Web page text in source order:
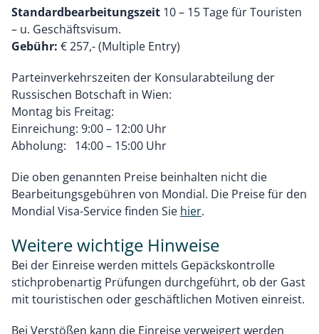
Standardbearbeitungszeit 10 – 15 Tage für Touristen
– u. Geschäftsvisum.
Gebühr: € 257,- (Multiple Entry)
Parteinverkehrszeiten der Konsularabteilung der
Russischen Botschaft in Wien:
Montag bis Freitag:
Einreichung: 9:00 – 12:00 Uhr
Abholung: 14:00 – 15:00 Uhr
Die oben genannten Preise beinhalten nicht die
Bearbeitungsgebühren von Mondial. Die Preise für den
Mondial Visa-Service finden Sie hier.
Weitere wichtige Hinweise
Bei der Einreise werden mittels Gepäckskontrolle
stichprobenartig Prüfungen durchgeführt, ob der Gast
mit touristischen oder geschäftlichen Motiven einreist.
Bei Verstößen kann die Einreise verweigert werden